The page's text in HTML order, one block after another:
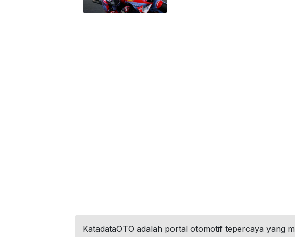
KatadataOTO adalah portal otomotif tepercaya yang